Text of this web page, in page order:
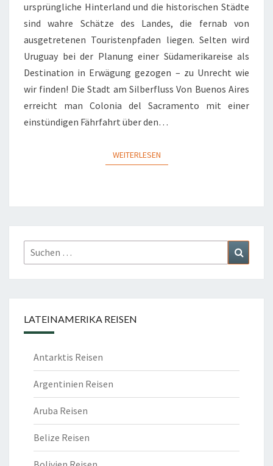
ursprüngliche Hinterland und die historischen Städte
sind wahre Schätze des Landes, die fernab von
ausgetretenen Touristenpfaden liegen. Selten wird
Uruguay bei der Planung einer Südamerikareise als
Destination in Erwägung gezogen – zu Unrecht wie
wir finden! Die Stadt am Silberfluss Von Buenos Aires
erreicht man Colonia del Sacramento mit einer
einstündigen Fährfahrt über den…
WEITERLESENWEITERLESEN
Suchen
nach:
LATEINAMERIKA REISEN
Antarktis Reisen
Argentinien Reisen
Aruba Reisen
Belize Reisen